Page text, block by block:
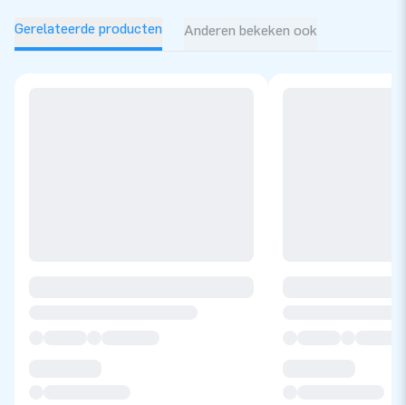
Gerelateerde producten Anderen bekeken ook